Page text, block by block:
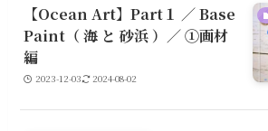
【Ocean Art】Part１ ／ Base
Paint（ 海 と 砂浜 ）／ ①画材
編
2023-12-03 2024-08-02